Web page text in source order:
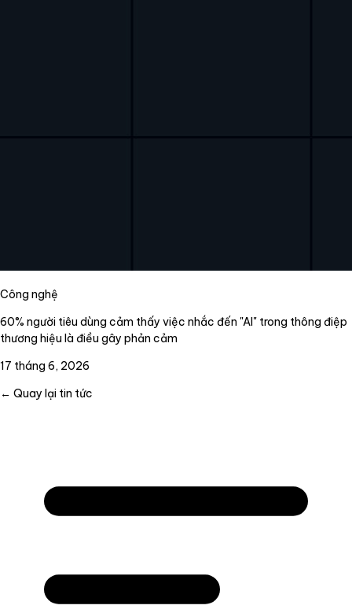
Công nghệ
60% người tiêu dùng cảm thấy việc nhắc đến "AI" trong thông điệp
thương hiệu là điều gây phản cảm
17 tháng 6, 2026
← Quay lại tin tức